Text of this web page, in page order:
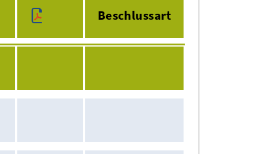
Beschlussart